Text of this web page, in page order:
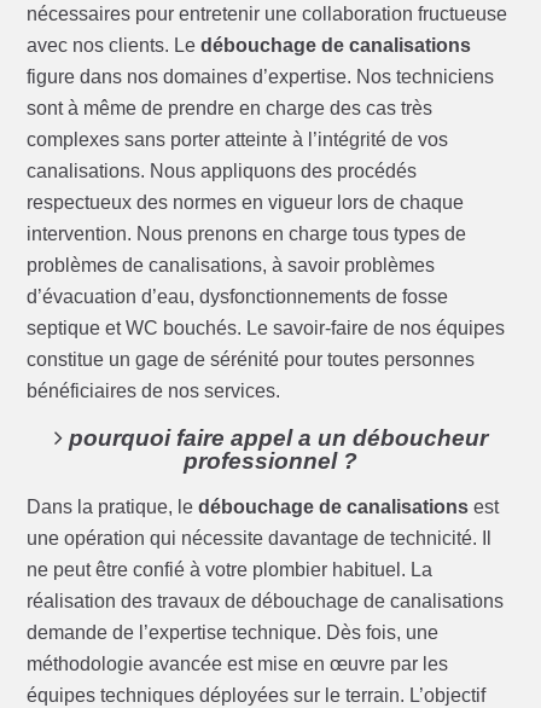
nécessaires pour entretenir une collaboration fructueuse
avec nos clients. Ledébouchage de canalisations
figure dans nos domaines d’expertise. Nos techniciens
sont à même de prendre en charge des cas très
complexes sans porter atteinte à l’intégrité de vos
canalisations. Nous appliquons des procédés
respectueux des normes en vigueur lors de chaque
intervention. Nous prenons en charge tous types de
problèmes de canalisations, à savoir problèmes
d’évacuation d’eau, dysfonctionnements de fosse
septique et WC bouchés. Le savoir-faire de nos équipes
constitue un gage de sérénité pour toutes personnes
bénéficiaires de nos services.
pourquoi faire appel a un déboucheur
professionnel ?
Dans la pratique, ledébouchage de canalisations est
une opération qui nécessite davantage de technicité. Il
ne peut être confié à votre plombier habituel. La
réalisation des travaux de débouchage de canalisations
demande de l’expertise technique. Dès fois, une
méthodologie avancée est mise en œuvre par les
équipes techniques déployées sur le terrain. L’objectif